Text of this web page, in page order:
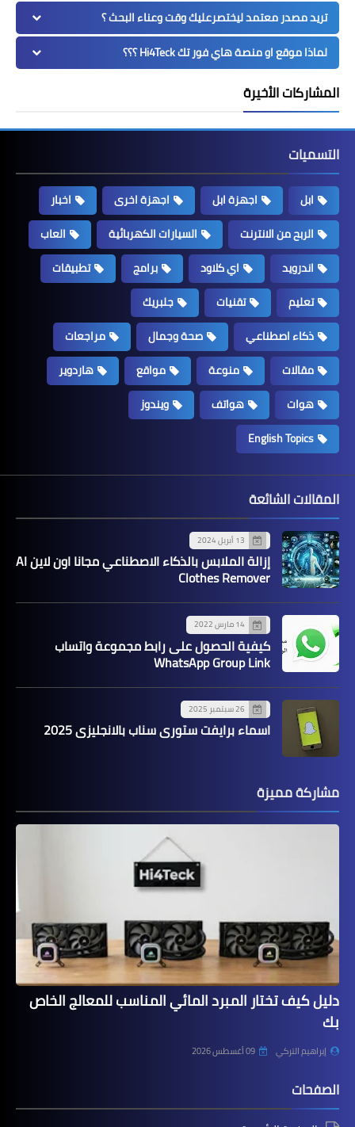
تريد مصدر معتمد ليختصرعليك وقت وعناء البحث ؟
لماذا موقع او منصة هاي فور تك Hi4Teck ؟؟؟
المشاركات الأخيرة
التسميات
ابل اجهزة ابل اجهزة اخرى
اخبار
الربح من الانترنت
السيارات الكهربائية
العاب
اندرويد
اي كلاود برامج
تطبيقات
تعليم
تقنيات
جلبريك
ذكاء اصطناعي
صحة وجمال
مراجعات
مقالات
منوعة مواقع
هاردوير
هوات
هواتف
ويندوز
English Topics
المقالات الشائعة
13 أبريل 2024
إزالة الملابس بالذكاء الاصطناعي مجانا اون لاين AI
Clothes Remover
14 مارس 2022
كيفية الحصول على رابط مجموعة واتساب
WhatsApp Group Link
26 سبتمبر 2025
اسماء برايفت ستوري سناب بالانجليزي 2025
مشاركة مميزة
دليل كيف تختار المبرد المائي المناسب للمعالج الخاص
بك
إبراهيم التركي 09 أغسطس 2026
الصفحات